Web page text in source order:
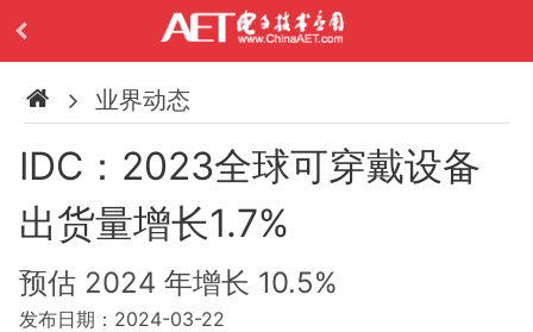
业界动态
IDC：2023全球可穿戴设备
出货量增长1.7%
预估 2024 年增长 10.5%
发布日期：2024-03-22